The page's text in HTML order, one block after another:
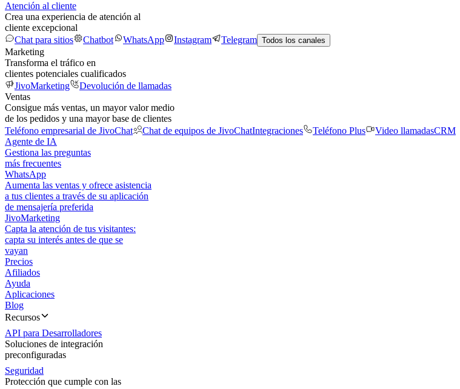
Atención al cliente
Crea una experiencia de atención al
cliente excepcional
Chat para sitios
Chatbot WhatsApp Instagram Telegram Todos los canales
Marketing
Transforma el tráfico en
clientes potenciales cualificados
JivoMarketing
Devolución de llamadas
Ventas
Consigue más ventas, un mayor valor medio
de los pedidos y una mayor base de clientes
Teléfono empresarial de JivoChat
Chat de equipos de JivoChatIntegraciones Teléfono Plus Video llamadasCRM
Agente de IA
Gestiona las preguntas
más frecuentes
WhatsApp
Aumenta las ventas y ofrece asistencia
a tus clientes a través de su aplicación
de mensajería preferida
JivoMarketing
Capta la atención de tus visitantes:
capta su interés antes de que se
vayan
Precios
Afiliados
Ayuda
Aplicaciones
Blog
Recursos
API para Desarrolladores
Soluciones de integración
preconfiguradas
Seguridad
Protección que cumple con las